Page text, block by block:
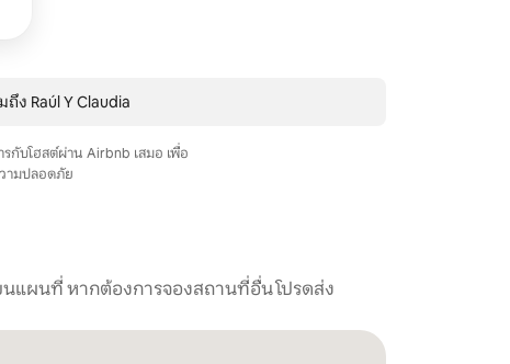
ง Raúl Y Claudia
รกับโฮสต์ผ่าน Airbnb เสมอ เพื่อ
ามปลอดภัย
แผนที่ หากต้องการจองสถานที่อื่น โปรดส่ง